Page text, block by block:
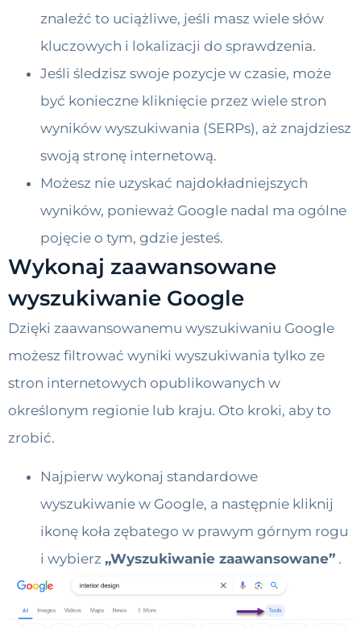
znaleźć to uciążliwe, jeśli masz wiele słów
kluczowych i lokalizacji do sprawdzenia.
Jeśli śledzisz swoje pozycje w czasie, może
być konieczne kliknięcie przez wiele stron
wyników wyszukiwania (SERPs), aż znajdziesz
swoją stronę internetową.
Możesz nie uzyskać najdokładniejszych
wyników, ponieważ Google nadal ma ogólne
pojęcie o tym, gdzie jesteś.
Wykonaj zaawansowane
wyszukiwanie Google
Dzięki zaawansowanemu wyszukiwaniu Google
możesz filtrować wyniki wyszukiwania tylko ze
stron internetowych opublikowanych w
określonym regionie lub kraju. Oto kroki, aby to
zrobić.
Najpierw wykonaj standardowe
wyszukiwanie w Google, a następnie kliknij
ikonę koła zębatego w prawym górnym rogu
i wybierz „Wyszukiwanie zaawansowane” .